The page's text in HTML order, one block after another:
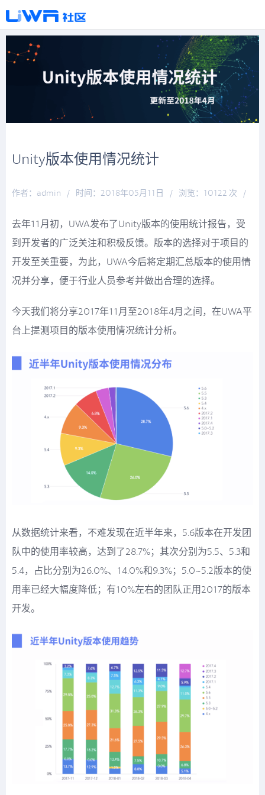
Unity版本使用情况统计
作者：admin / 时间：2018年05月11日 / 浏览：10122 次
/
去年11月初，UWA发布了Unity版本的使用统计报告，受
到开发者的广泛关注和积极反馈。版本的选择对于项目的
开发至关重要，为此，UWA今后将定期汇总版本的使用情
况并分享，便于行业人员参考并做出合理的选择。
今天我们将分享2017年11月至2018年4月之间，在UWA平
台上提测项目的版本使用情况统计分析。
从数据统计来看，不难发现在近半年来，5.6版本在开发团
队中的使用率较高，达到了28.7%；其次分别为5.5、5.3和
5.4，占比分别为26.0%、14.0%和9.3%；5.0~5.2版本的使
用率已经大幅度降低；有10%左右的团队正用2017的版本
开发。